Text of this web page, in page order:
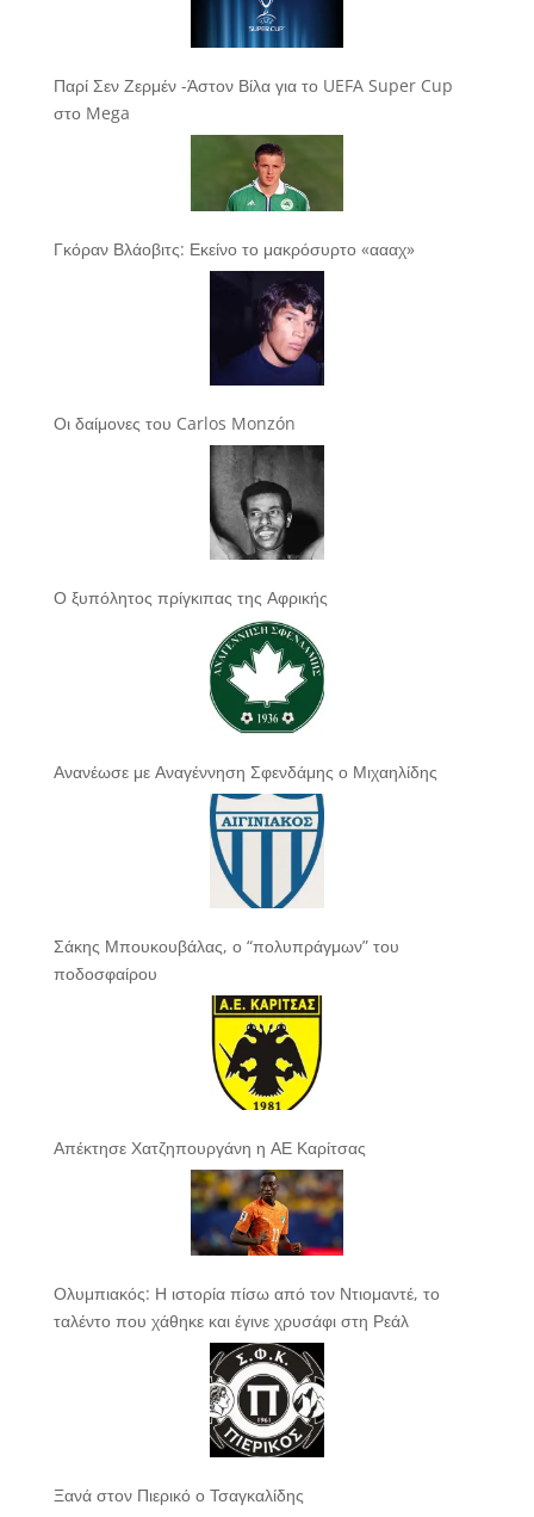
Παρί Σεν Ζερμέν -Άστον Βίλα για το UEFA Super Cup
στο Mega
Γκόραν Βλάοβιτς: Εκείνο το μακρόσυρτο «αααχ»
Οι δαίμονες του Carlos Monzón
Ο ξυπόλητος πρίγκιπας της Αφρικής
Ανανέωσε με Αναγέννηση Σφενδάμης ο Μιχαηλίδης
Σάκης Μπουκουβάλας, ο “πολυπράγμων” του
ποδοσφαίρου
Απέκτησε Χατζηπουργάνη η ΑΕ Καρίτσας
Ολυμπιακός: Η ιστορία πίσω από τον Ντιομαντέ, το
ταλέντο που χάθηκε και έγινε χρυσάφι στη Ρεάλ
Ξανά στον Πιερικό ο Τσαγκαλίδης